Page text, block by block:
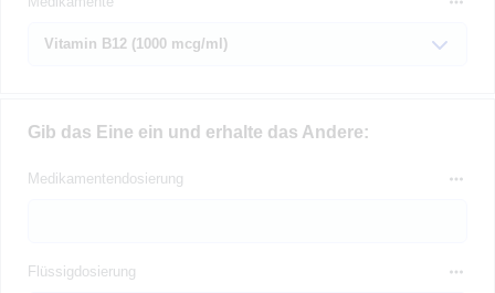
Gib das Eine ein und erhalte das Andere:
Medikamentendosierung
Flüssigdosierung